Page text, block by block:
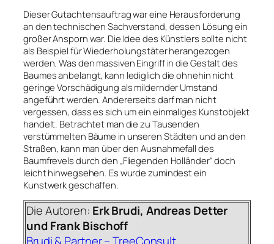
Dieser Gutachtensauftrag war eine Herausforderung
an den technischen Sachverstand, dessen Lösung ein
großer Ansporn war. Die Idee des Künstlers sollte nicht
als Beispiel für Wiederholungstäter herangezogen
werden. Was den massiven Eingriff in die Gestalt des
Baumes anbelangt, kann lediglich die ohnehin nicht
geringe Vorschädigung als mildernder Umstand
angeführt werden. Andererseits darf man nicht
vergessen, dass es sich um ein einmaliges Kunstobjekt
handelt. Betrachtet man die zu Tausenden
verstümmelten Bäume in unseren Städten und an den
Straßen, kann man über den Ausnahmefall des
Baumfrevels durch den „Fliegenden Holländer“ doch
leicht hinwegsehen. Es wurde zumindest ein
Kunstwerk geschaffen.
Die Autoren: Erk Brudi, Andreas Detter
und Frank Bischoff